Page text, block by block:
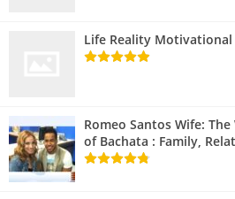
Life Reality
Romeo Santos Wife:
of Bachata : Family,